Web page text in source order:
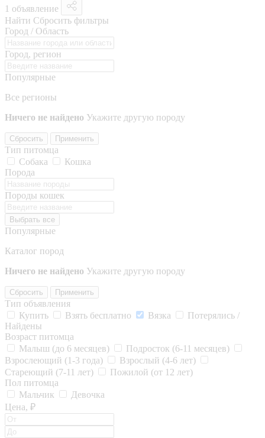
1 объявление
Найти Сбросить фильтры
Город / Область
Город, регион
Популярные
Все регионы
Ничего не найдено Укажите другую породу
Сбросить Применить
Тип питомца
Собака
Кошка
Порода
Породы кошек
Выбрать все
Популярные
Каталог пород
Ничего не найдено Укажите другую породу
Сбросить Применить
Тип объявления
Купить
Взять бесплатно Вязка
Потерялись /
Найдены
Возраст питомца
Малыш (до 6 месяцев)
Подросток (6-11 месяцев)
Взрослеющий (1-3 года)
Взрослый (4-6 лет)
Стареющий (7-11 лет)
Пожилой (от 12 лет)
Пол питомца
Мальчик
Девочка
Цена, ₽